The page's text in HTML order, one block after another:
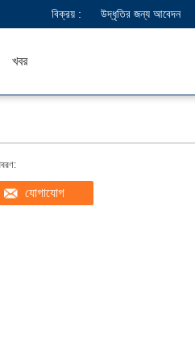
বিক্রয় : উদ্ধৃতির জন্য আবেদন
খবর
যোগাযোগ